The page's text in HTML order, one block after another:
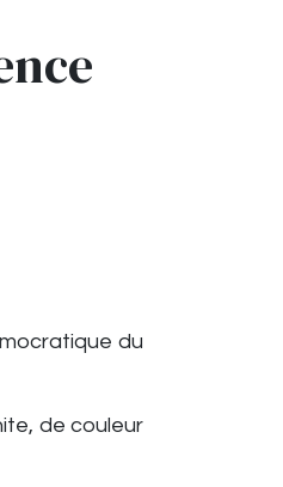
du
de couleur